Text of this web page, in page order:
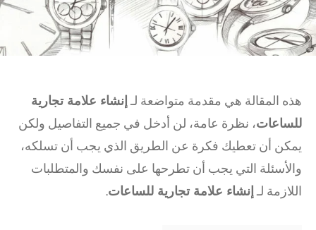
هذه المقالة هي مقدمة متواضعة لـ إنشاء علامة تجارية
للساعات، نظرة عامة، لن أدخل في جميع التفاصيل ولكن
يمكن أن تعطيك فكرة عن الطريق الذي يجب أن تسلكه،
والأسئلة التي يجب أن تطرحها على نفسك والمتطلبات
اللازمة لـ إنشاء علامة تجارية للساعات.